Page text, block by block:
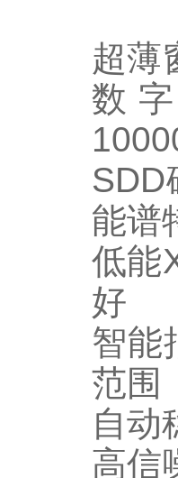
超薄
数
能谱
低能
好
智能
范围
自动
高信